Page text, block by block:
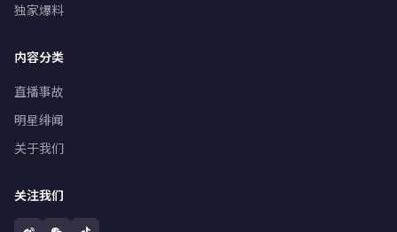
独家爆料
内容分类
直播事故
明星绯闻
关于我们
关注我们